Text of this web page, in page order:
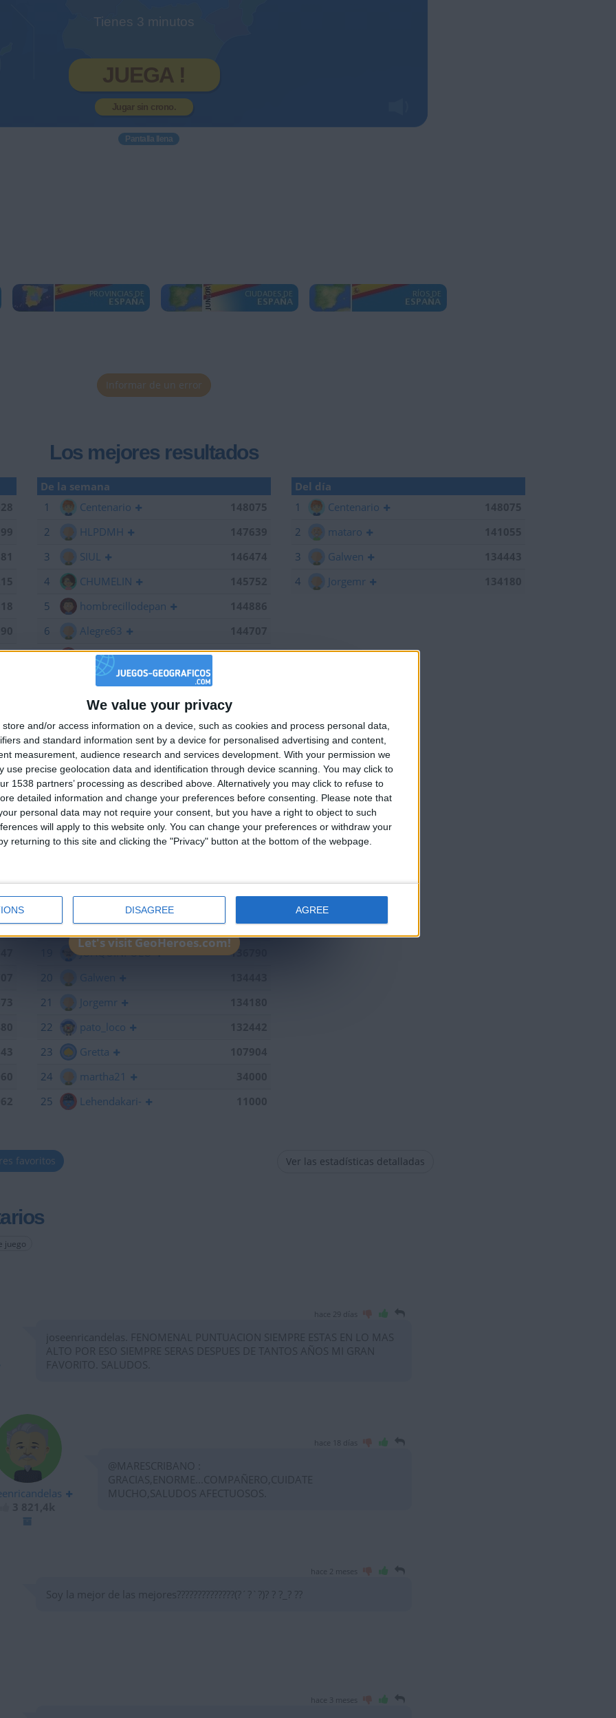
We value your privacy
store and/or access information on a device, such as cookies and process personal data,
and standard information sent by a device for personalised advertising and content,
measurement, audience research and services development. With your permission we
use precise geolocation data and identification through device scanning. You may click to
1538 partners’ processing as described above. Alternatively you may click to refuse to
detailed information and change your preferences before consenting.
Please note that
personal data may not require your consent, but you have a right to object to such
will apply to this website only. You can change your preferences or withdraw your
returning to this site and clicking the "Privacy" button at the bottom of the webpage.
DISAGREE AGREE
Tienes 3 minutos
JUEGA !
Jugar sin crono.
Pantalla llena
Informar de un error
Los mejores resultados
De la semana
1
Centenario
148075
2
HLPDMH
3
SIUL
146474
4
CHUMELIN
5
hombrecillodepan
144886
6
Alegre63
7
Bodero
144673
maherlo
karawankenwolf
143161
10
RUYDIAZ
142126
11
albamancha
142124
12
TNT
142101
13
mataro
141055
14
Antares41$
140928
18
teresa urzainki
137308
JOAQUINPOLO
136790
20
Galwen
21
Jorgemr
22
pato_loco
23
Gretta
24
martha21
25
Lehendakari-
Del día
1
Centenario
148075
2
mataro
3
Galwen
134443
4
Jorgemr
favoritos Ver las estadísticas detalladas
juego
hace 29 días
joseenricandelas. FENOMENAL PUNTUACION SIEMPRE ESTAS EN LO MAS
ALTO POR ESO SIEMPRE SERAS DESPUES DE TANTOS AÑOS MI GRAN
FAVORITO. SALUDOS.
hace 18 días
@MARESCRIBANO :
GRACIAS,ENORME...COMPAÑERO,CUIDATE
MUCHO,SALUDOS AFECTUOSOS.
hace 2 meses
Soy la mejor de las mejores??????????????(?´?`?)? ? ?_? ??
hace 3 meses
🇺🇸 We noticed you’re visiting from
an English-speaking country
Join our American version now and be among
the firsts to submit your score on our
leaderboards!
Let's visit GeoHeroes.com!